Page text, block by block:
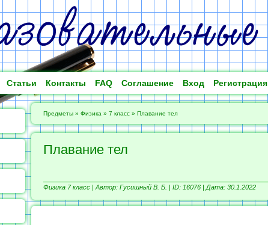
Статьи Контакты FAQ Соглашение Вход Регистрация
Предметы » Физика » 7 класс » Плавание тел
Плавание тел
Физика 7 класс | Автор: Гусишный В. Б. | ID: 16076 | Дата: 30.1.2022